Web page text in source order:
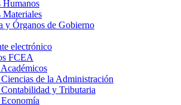
Humanos
Materiales
y Órganos de Gobierno
electrónico
FCEA
de la Administración
y Tributaria